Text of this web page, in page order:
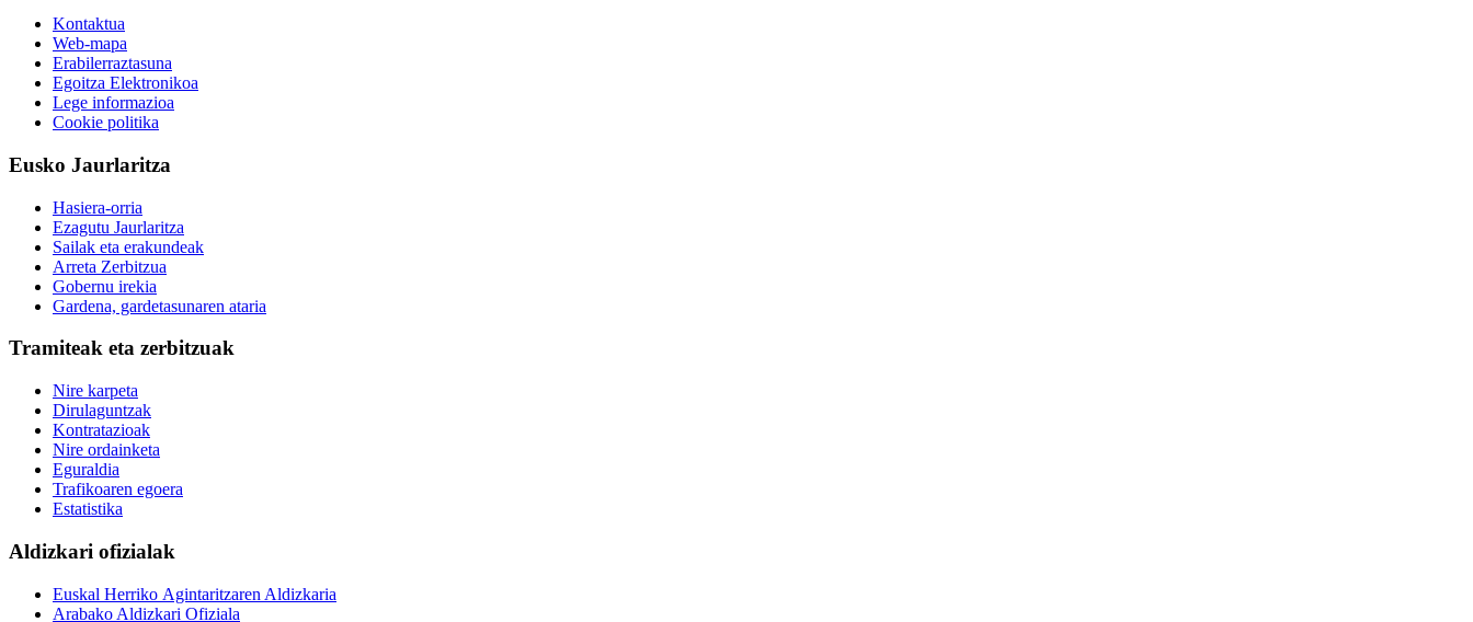
Kontaktua
Web-mapa
Erabilerraztasuna
Egoitza Elektronikoa
Lege informazioa
Cookie politika
Eusko Jaurlaritza
Hasiera-orria
Ezagutu Jaurlaritza
Sailak eta erakundeak
Arreta Zerbitzua
Gobernu irekia
Gardena, gardetasunaren ataria
Tramiteak eta zerbitzuak
Nire karpeta
Dirulaguntzak
Kontratazioak
Nire ordainketa
Eguraldia
Trafikoaren egoera
Estatistika
Aldizkari ofizialak
Euskal Herriko Agintaritzaren Aldizkaria
Arabako Aldizkari Ofiziala